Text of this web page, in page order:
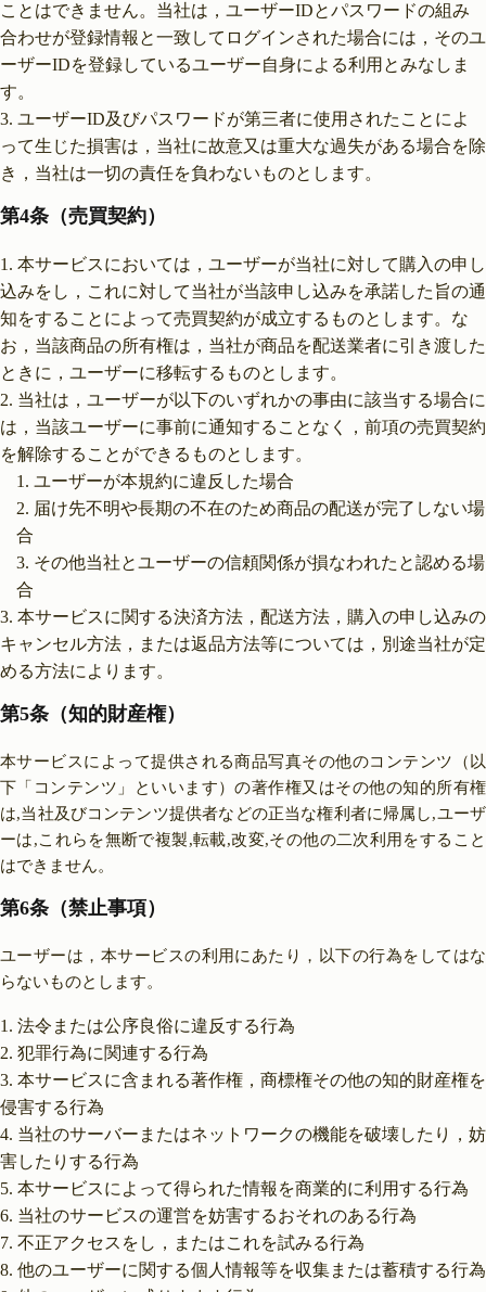
ことはできません。当社は，ユーザーIDとパスワードの組み
合わせが登録情報と一致してログインされた場合には，そのユ
ーザーIDを登録しているユーザー自身による利用とみなしま
す。
ユーザーID及びパスワードが第三者に使用されたことによ
って生じた損害は，当社に故意又は重大な過失がある場合を除
き，当社は一切の責任を負わないものとします。
第4条（売買契約）
本サービスにおいては，ユーザーが当社に対して購入の申し
込みをし，これに対して当社が当該申し込みを承諾した旨の通
知をすることによって売買契約が成立するものとします。な
お，当該商品の所有権は，当社が商品を配送業者に引き渡した
ときに，ユーザーに移転するものとします。
当社は，ユーザーが以下のいずれかの事由に該当する場合に
は，当該ユーザーに事前に通知することなく，前項の売買契約
を解除することができるものとします。
ユーザーが本規約に違反した場合
届け先不明や長期の不在のため商品の配送が完了しない場
合
その他当社とユーザーの信頼関係が損なわれたと認める場
合
本サービスに関する決済方法，配送方法，購入の申し込みの
キャンセル方法，または返品方法等については，別途当社が定
める方法によります。
第5条（知的財産権）
本サービスによって提供される商品写真その他のコンテンツ（以
下「コンテンツ」といいます）の著作権又はその他の知的所有権
は,当社及びコンテンツ提供者などの正当な権利者に帰属し,ユーザ
ーは,これらを無断で複製,転載,改変,その他の二次利用をすること
はできません。
第6条（禁止事項）
ユーザーは，本サービスの利用にあたり，以下の行為をしてはな
らないものとします。
法令または公序良俗に違反する行為
犯罪行為に関連する行為
本サービスに含まれる著作権，商標権その他の知的財産権を
侵害する行為
当社のサーバーまたはネットワークの機能を破壊したり，妨
害したりする行為
本サービスによって得られた情報を商業的に利用する行為
当社のサービスの運営を妨害するおそれのある行為
不正アクセスをし，またはこれを試みる行為
他のユーザーに関する個人情報等を収集または蓄積する行為